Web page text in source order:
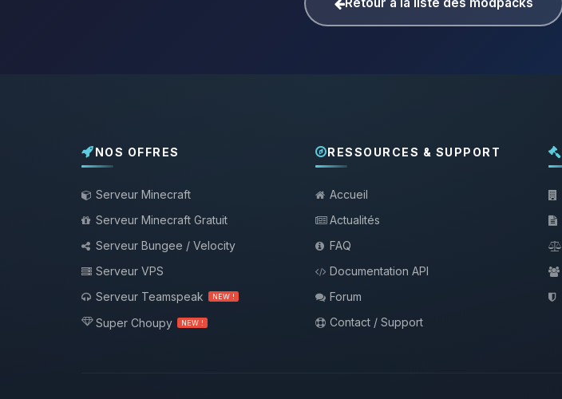
NOS OFFRES
Serveur Minecraft
Serveur Minecraft Gratuit
Serveur Bungee / Velocity
Serveur VPS
Serveur Teamspeak
NEW !
Super Choupy NEW !
RESSOURCES & SUPPORT
Accueil
Actualités
FAQ
Documentation API
Forum
Contact / Support